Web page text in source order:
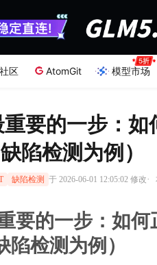
社区 AtomGit 模型市场
要的一步：
陷检测为例）
缺陷检测 于 2026-06-01 12:05:02 修改·
要的一步：如
陷检测为例）